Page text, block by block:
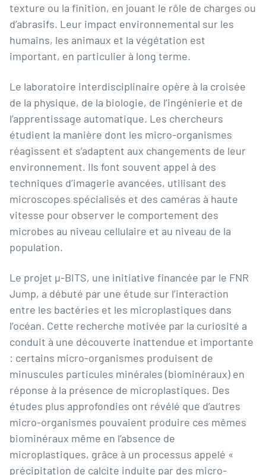
texture ou la finition, en jouant le rôle de charges ou
d’abrasifs. Leur impact environnemental sur les
humains, les animaux et la végétation est
important, en particulier à long terme.
Le laboratoire interdisciplinaire opère à la croisée
de la physique, de la biologie, de l’ingénierie et de
l’apprentissage automatique. Les chercheurs
étudient la manière dont les micro-organismes
réagissent et s’adaptent aux changements de leur
environnement. Ils font souvent appel à des
techniques d’imagerie avancées, utilisant des
microscopes spécialisés et des caméras à haute
vitesse pour observer le comportement des
microbes au niveau cellulaire et au niveau de la
population.
Le projet µ-BITS, une initiative financée par le FNR
Jump, a débuté par une étude sur l’interaction
entre les bactéries et les microplastiques dans
l’océan. Cette recherche motivée par la curiosité a
conduit à une découverte inattendue et importante
: certains micro-organismes produisent de
minuscules particules minérales (biominéraux) en
réponse à la présence de microplastiques. Des
études plus approfondies ont révélé que d’autres
micro-organismes pouvaient produire ces mêmes
biominéraux même en l’absence de
microplastiques, grâce à un processus appelé «
précipitation de calcite induite par des micro-